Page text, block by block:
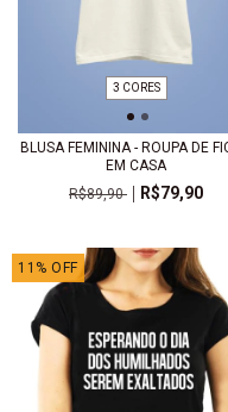
3 CORES
BLUSA FEMININA - ROUPA DE
EM CASA
R$89,90
R$79,90
11 % OFF